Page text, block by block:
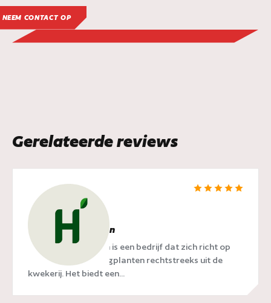
NEEM CONTACT OP
Gerelateerde reviews
Hedgy Haagplanten
Hedgy Haagplanten is een bedrijf dat zich richt op
het leveren van haagplanten rechtstreeks uit de
kwekerij. Het biedt een...